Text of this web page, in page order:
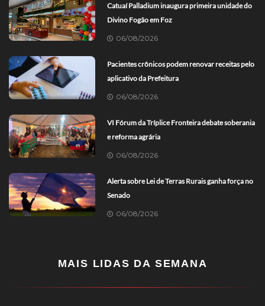
Catuaí Palladium inaugura primeira unidade do
Divino Fogão em Foz
06/08/2026
Pacientes crônicos podem renovar receitas pelo
aplicativo da Prefeitura
06/08/2026
VI Fórum da Tríplice Fronteira debate soberania
e reforma agrária
06/08/2026
Alerta sobre Lei de Terras Rurais ganha força no
Senado
06/08/2026
MAIS LIDAS DA SEMANA